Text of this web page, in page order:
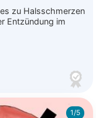
zu Halsschmerzen
Entzündung im
1/5